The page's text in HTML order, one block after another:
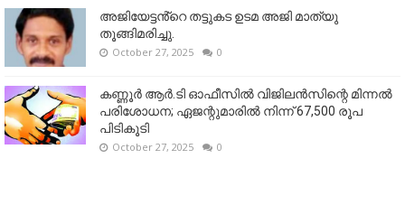
അജിയേട്ടൻ്റെ തട്ടുകട ഉടമ അജി മാത്യു
തൂങ്ങിമരിച്ചു.
October 27, 2025 0
കണ്ണൂര്‍ ആര്‍.ടി ഓഫീസില്‍ വിജിലൻസിന്റെ മിന്നല്‍
പരിശോധന; ഏജന്റുമാരില്‍ നിന്ന് 67,500 രൂപ
പിടികൂടി
October 27, 2025 0